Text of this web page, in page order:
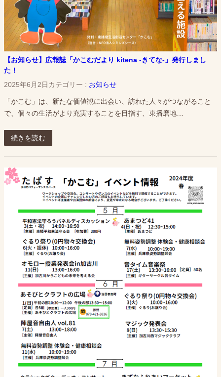
【お知らせ】広報誌「かこむだより kitena -きてな-」発行しまし
た！
2025年6月2日 カテゴリー : お知らせ
「かこむ」は、新たな価値観に出会い、訪れた人々がつながること
で、個々の生活がより充実することを目指す、東播磨地…
続きを読む